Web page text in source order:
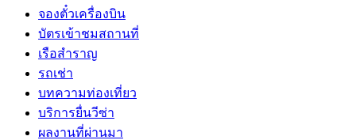
จองตั๋วเครื่องบิน
บัตรเข้าชมสถานที่
เรือสำราญ
รถเช่า
บทความท่องเที่ยว
บริการยื่นวีซ่า
ผลงานที่ผ่านมา